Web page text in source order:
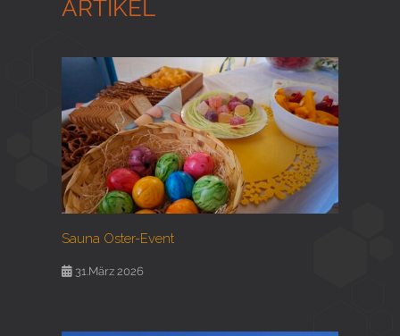
ARTIKEL
Sauna Oster-Event
31.März 2026